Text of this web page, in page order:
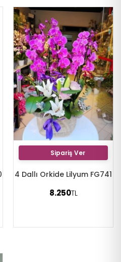
Sipariş Ver
4 Dallı Orkide Lilyum FG741
8.250TL